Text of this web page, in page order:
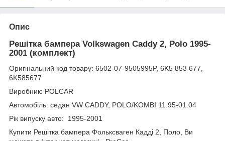
Опис
Решітка бампера Volkswagen Caddy 2, Polo 1995-
2001 (комплект)
Оригінальний код товару: 6502-07-9505995P, 6K5 853 677,
6K585677
Виробник: POLCAR
Автомобіль: седан VW CADDY, POLO/KOMBI 11.95-01.04
Рік випуску авто: 1995-2001
Купити Решітка бампера Фольксваген Кадді 2, Поло, Ви